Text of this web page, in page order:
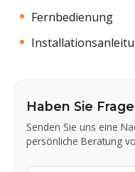
Fernbedienung
Haben Sie
Senden Sie uns eine
persönliche Beratung